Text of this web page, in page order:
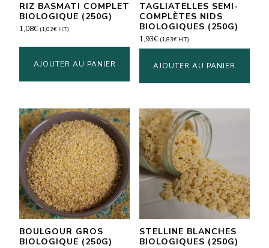
RIZ BASMATI COMPLET
BIOLOGIQUE (250G)
1,08€ (1,02€ H.T.)
AJOUTER AU PANIER
TAGLIATELLES SEMI-
COMPLÈTES NIDS
BIOLOGIQUES (250G)
1,93€ (1,83€H.T.)
AJOUTER AU PANIER
BOULGOUR GROS
BIOLOGIQUE (250G)
STELLINE BLANCHES
BIOLOGIQUES (250G)